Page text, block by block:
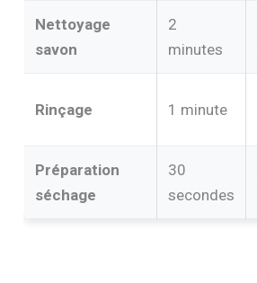
Nettoyage
savon
2
minutes
Rinçage 1 minute
Préparation
séchage
30
secondes